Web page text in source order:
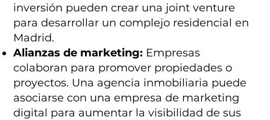
inversión pueden crear una joint venture
para desarrollar un complejo residencial en
Madrid.
Alianzas de marketing: Empresas
colaboran para promover propiedades o
proyectos. Una agencia inmobiliaria puede
asociarse con una empresa de marketing
digital para aumentar la visibilidad de sus